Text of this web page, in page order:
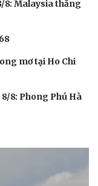
8: Malaysia thắng
mơ tại Ho Chi
8: Phong Phú Hà